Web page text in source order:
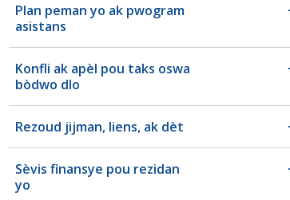
Plan peman yo ak pwogram
asistans
Konfli ak apèl pou taks oswa
bòdwo dlo
Rezoud jijman, liens, ak dèt
Sèvis finansye pou rezidan
yo